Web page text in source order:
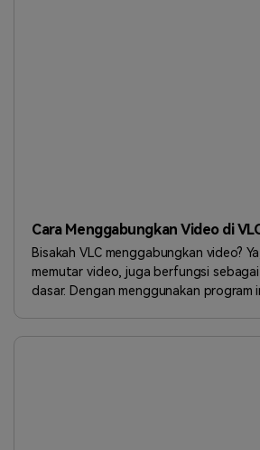
Cara Menggabungkan Video di
Bisakah VLC menggabungkan video?
memutar video, juga berfungsi
dasar. Dengan menggunakan program